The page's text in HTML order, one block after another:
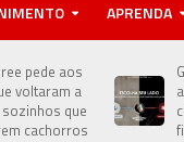
APRENDA
pede aos
voltaram a
que
cachorros